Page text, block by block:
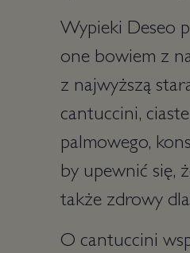
Wypieki Deseo
one bowiem z
z najwyższą
cantuccini,
palmowego,
by upewnić się,
także zdrowy dla
O cantuccini